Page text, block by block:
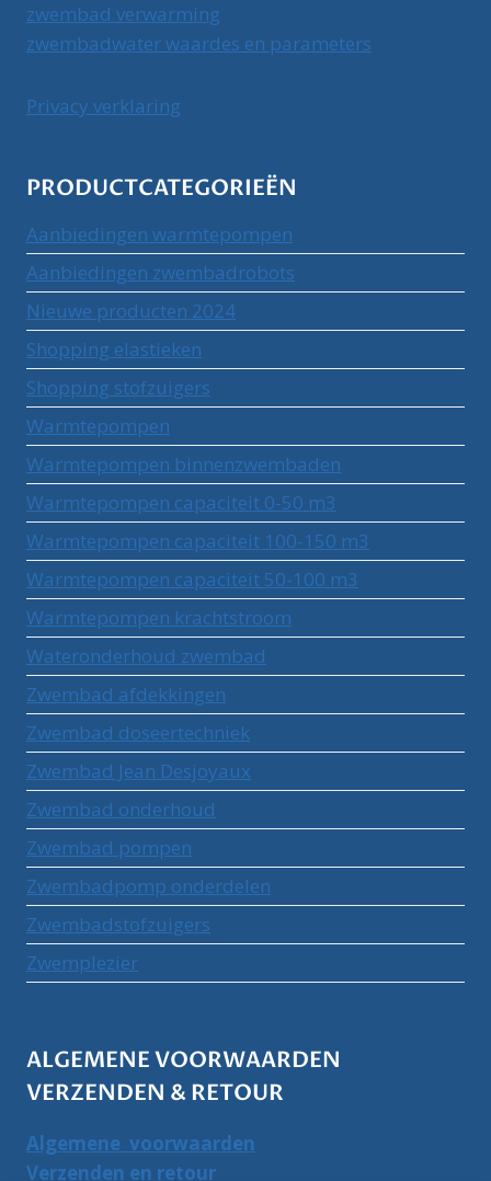
zwembad verwarming
zwembadwater waardes en parameters
Privacy verklaring
PRODUCTCATEGORIEËN
Aanbiedingen warmtepompen
Aanbiedingen zwembadrobots
Nieuwe producten 2024
Shopping elastieken
Shopping stofzuigers
Warmtepompen
Warmtepompen binnenzwembaden
Warmtepompen capaciteit 0-50 m3
Warmtepompen capaciteit 100-150 m3
Warmtepompen capaciteit 50-100 m3
Warmtepompen krachtstroom
Wateronderhoud zwembad
Zwembad afdekkingen
Zwembad doseertechniek
Zwembad Jean Desjoyaux
Zwembad onderhoud
Zwembad pompen
Zwembadpomp onderdelen
Zwembadstofzuigers
Zwemplezier
ALGEMENE VOORWAARDEN
VERZENDEN & RETOUR
Algemene voorwaarden
Verzenden en retour